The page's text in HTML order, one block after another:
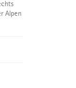
Alpen